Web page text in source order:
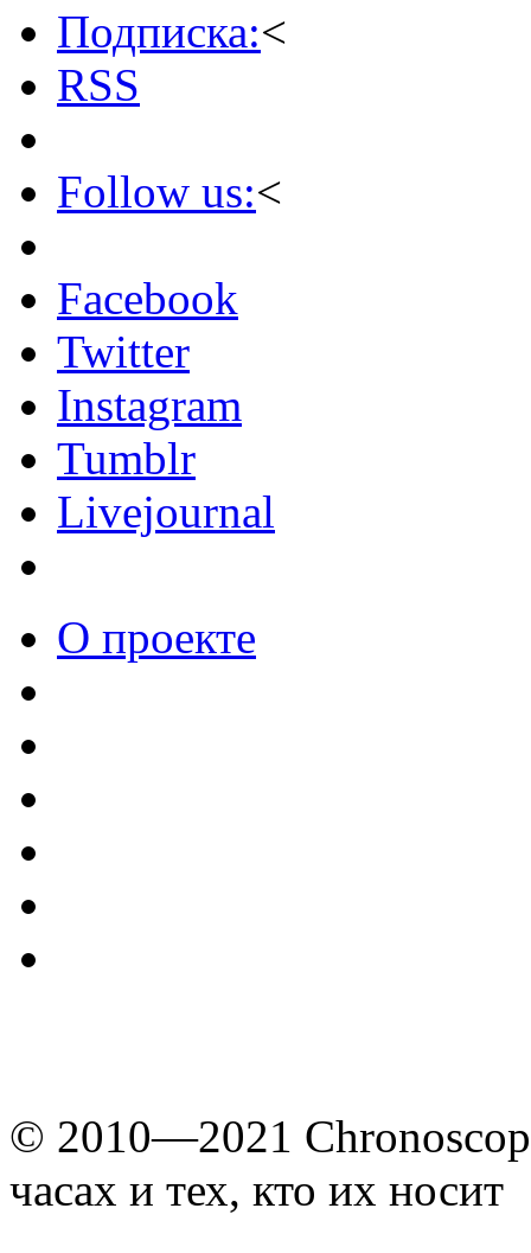
Подписка:<
RSS
Follow us:<
Facebook
Twitter
Instagram
Tumblr
Livejournal
О проекте
© 2010—2021
часах и тех, кто их носит